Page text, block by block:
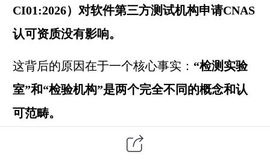
CI01:2026）对软件第三方测试机构申请CNAS
认可资质没有影响。
这背后的原因在于一个核心事实： “检测实验
室”和“检验机构”是两个完全不同的概念和认
可范畴。
CNAS-CI01:2026不影响第三方机